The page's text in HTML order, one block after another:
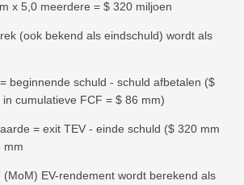
x 5,0 meerdere = $ 320 miljoen
(ook bekend als eindschuld) wordt als
beginnende schuld - schuld afbetalen ($
cumulatieve FCF = $ 86 mm)
= exit TEV - einde schuld ($ 320 mm
mm
EV-rendement wordt berekend als